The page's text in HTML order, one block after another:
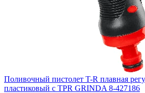
Поливочный пистолет T-R плавная
пластиковый с TPR GRINDA 8-427186